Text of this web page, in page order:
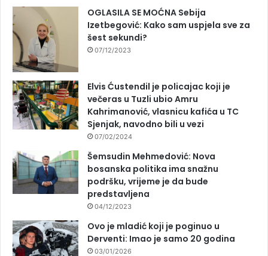
OGLASILA SE MOĆNA Sebija
Izetbegović: Kako sam uspjela sve za
šest sekundi?
07/12/2023
Elvis Ćustendil je policajac koji je
večeras u Tuzli ubio Amru
Kahrimanović, vlasnicu kafića u TC
Sjenjak, navodno bili u vezi
07/02/2024
Šemsudin Mehmedović: Nova
bosanska politika ima snažnu
podršku, vrijeme je da bude
predstavljena
04/12/2023
Ovo je mladić koji je poginuo u
Derventi: Imao je samo 20 godina
03/01/2026